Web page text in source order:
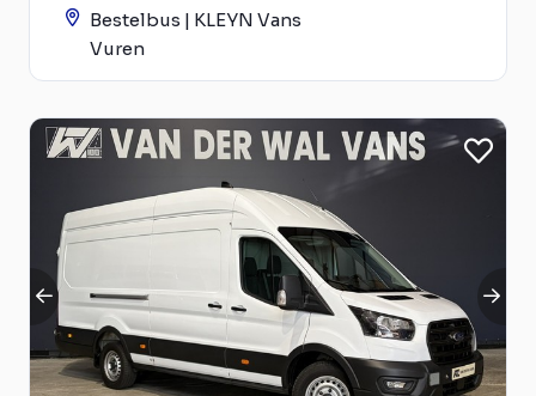
Bestelbus | KLEYN Vans
Vuren